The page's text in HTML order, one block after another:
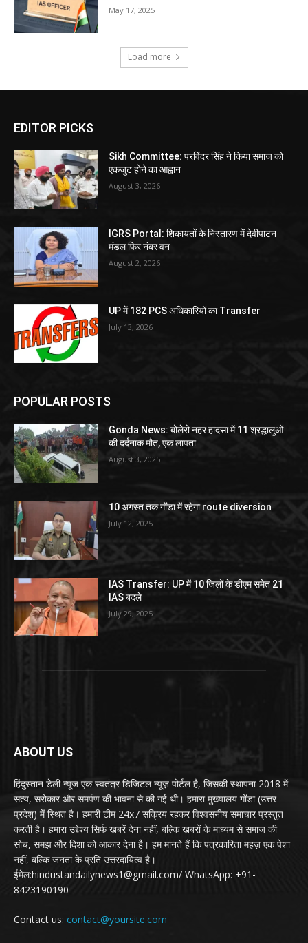
May 17, 2025
Load more
EDITOR PICKS
Sikh Committee: परविंदर सिंह ने किया समाज को
एकजुट होने का आह्वान
August 3, 2026
IGRS Portal: शिकायतों के निस्तारण में देवीपाटन
मंडल फिर नंबर वन
August 2, 2026
UP में 182 PCS अधिकारियों का Transfer
July 13, 2026
POPULAR POSTS
Gonda News: बोलेरो नहर हादसा में 11 श्रद्धालुओं
की दर्दनाक मौत, एक लापता
August 3, 2025
10 अगस्त तक गोंडा में रहेगा route diversion
July 12, 2025
IAS Transfer: UP में 10 जिलों के डीएम समेत 21
IAS बदले
July 29, 2025
ABOUT US
हिंदुस्तान डेली न्यूज एक स्वतंत्र डिजिटल न्यूज़ पोर्टल है, जिसकी स्थापना 2018 में
सत्य, सरोकार और समर्पण की भावना से की गई थी। हमारा मुख्यालय गोंडा (उत्तर
प्रदेश) में स्थित है। हमारी टीम 24x7 सक्रिय रहकर विश्वसनीय समाचार प्रस्तुत
करती है। हमारा उद्देश्य सिर्फ खबरें देना नहीं, बल्कि खबरों के माध्यम से समाज की
सोच, समझ और दिशा को आकार देना है। हम मानते हैं कि पत्रकारिता महज़ एक पेशा
नहीं, बल्कि जनता के प्रति उत्तरदायित्व है।
ईमेल:hindustandailynews1@gmail.com/ WhatsApp: +91-
8423190190
Contact us: contact@yoursite.com